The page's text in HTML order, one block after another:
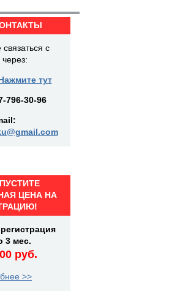
с
тут
796-30-96
ЦЕНА НА
3 мес.
руб.
>>